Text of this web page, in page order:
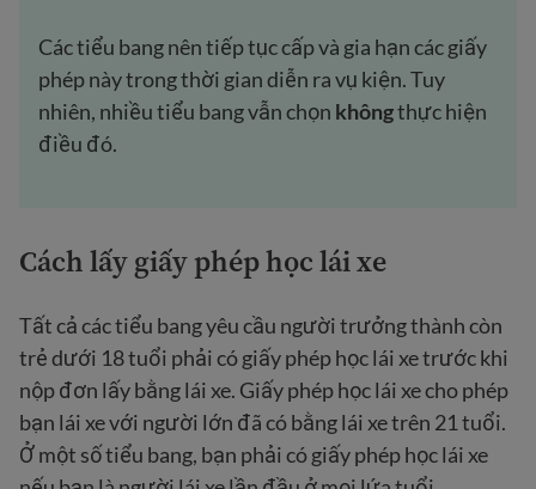
Các tiểu bang nên tiếp tục cấp và gia hạn các giấy
phép này trong thời gian diễn ra vụ kiện. Tuy
nhiên, nhiều tiểu bang vẫn chọn khôngthực hiện
điều đó.
Cách lấy giấy phép học lái xe
Tất cả các tiểu bang yêu cầu người trưởng thành còn
trẻ dưới 18 tuổi phải có giấy phép học lái xe trước khi
nộp đơn lấy bằng lái xe. Giấy phép học lái xe cho phép
bạn lái xe với người lớn đã có bằng lái xe trên 21 tuổi.
Ở một số tiểu bang, bạn phải có giấy phép học lái xe